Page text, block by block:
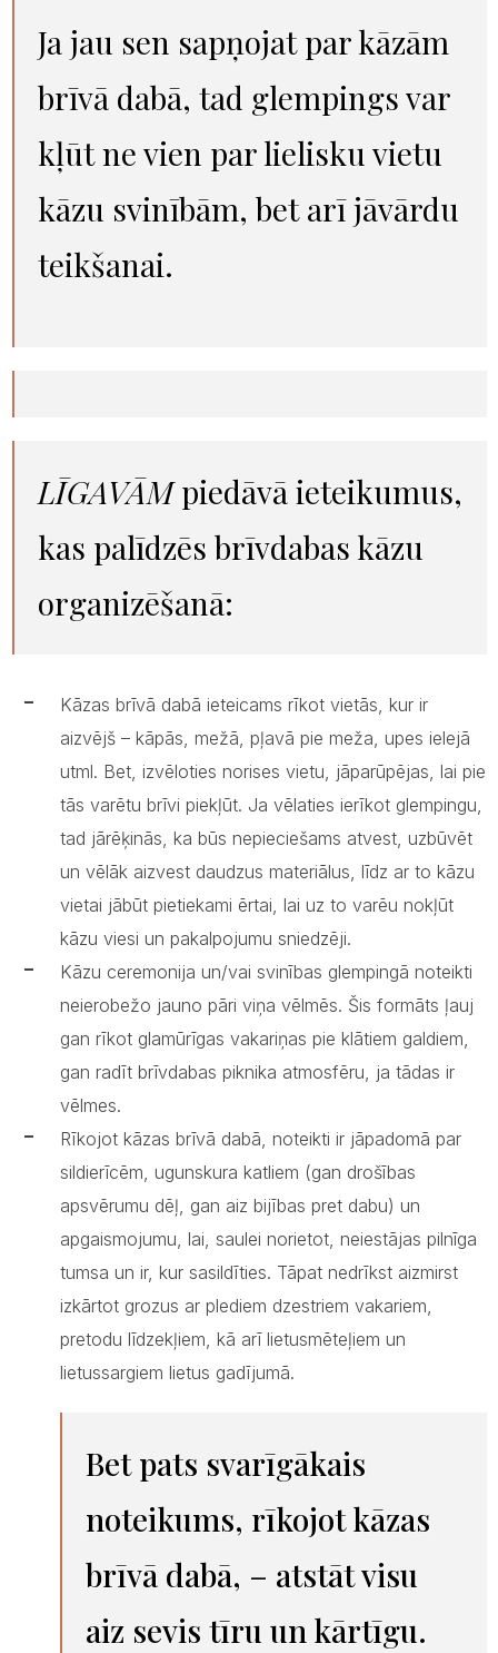
Ja jau sen sapņojat par kāzām
brīvā dabā, tad glempings var
kļūt ne vien par lielisku vietu
kāzu svinībām, bet arī jāvārdu
teikšanai.
LĪGAVĀMpiedāvā ieteikumus,
kas palīdzēs brīvdabas kāzu
organizēšanā:
Kāzas brīvā dabā ieteicams rīkot vietās, kur ir
aizvējš – kāpās, mežā, pļavā pie meža, upes ielejā
utml. Bet, izvēloties norises vietu, jāparūpējas, lai pie
tās varētu brīvi piekļūt. Ja vēlaties ierīkot glempingu,
tad jārēķinās, ka būs nepieciešams atvest, uzbūvēt
un vēlāk aizvest daudzus materiālus, līdz ar to kāzu
vietai jābūt pietiekami ērtai, lai uz to varēu nokļūt
kāzu viesi un pakalpojumu sniedzēji.
Kāzu ceremonija un/vai svinības glempingā noteikti
neierobežo jauno pāri viņa vēlmēs. Šis formāts ļauj
gan rīkot glamūrīgas vakariņas pie klātiem galdiem,
gan radīt brīvdabas piknika atmosfēru, ja tādas ir
vēlmes.
Rīkojot kāzas brīvā dabā, noteikti ir jāpadomā par
sildierīcēm, ugunskura katliem (gan drošības
apsvērumu dēļ, gan aiz bijības pret dabu) un
apgaismojumu, lai, saulei norietot, neiestājas pilnīga
tumsa un ir, kur sasildīties. Tāpat nedrīkst aizmirst
izkārtot grozus ar plediem dzestriem vakariem,
pretodu līdzekļiem, kā arī lietusmēteļiem un
lietussargiem lietus gadījumā.
Bet pats svarīgākais
noteikums, rīkojot kāzas
brīvā dabā, – atstāt visu
aiz sevis tīru un kārtīgu.